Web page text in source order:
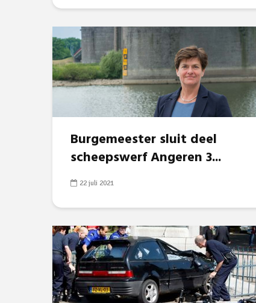
Burgemeester sluit deel
scheepswerf Angeren 3...
22 juli 2021